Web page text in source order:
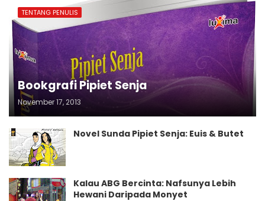
TENTANG PENULIS
Bookgrafi Pipiet Senja
November 17, 2013
Novel Sunda Pipiet Senja: Euis & Butet
Kalau ABG Bercinta: Nafsunya Lebih
Hewani Daripada Monyet